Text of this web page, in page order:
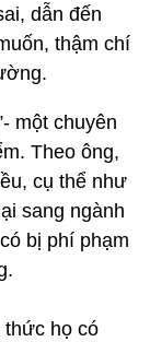
dẫn đến
thậm chí
một chuyên
Theo ông,
cụ thể như
sang ngành
bị phí phạm
thức họ có